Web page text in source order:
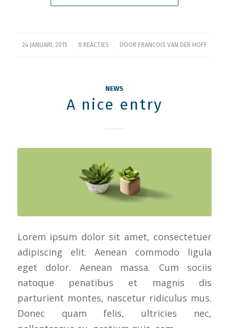
24 JANUARI, 2015
/ 0 REACTIES
/ DOOR FRANCOIS VAN DER HOFF
NEWS
A nice entry
Lorem ipsum dolor sit amet, consectetuer
adipiscing elit. Aenean commodo ligula
eget dolor. Aenean massa. Cum sociis
natoque penatibus et magnis dis
parturient montes, nascetur ridiculus mus.
Donec quam felis, ultricies nec,